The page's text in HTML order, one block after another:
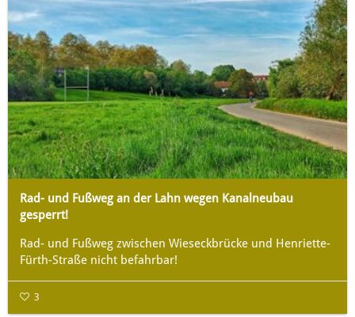
Rad- und Fußweg an der Lahn wegen Kanalneubau
gesperrt!
Rad- und Fußweg zwischen Wieseckbrücke und Henriette-
Fürth-Straße nicht befahrbar!
3